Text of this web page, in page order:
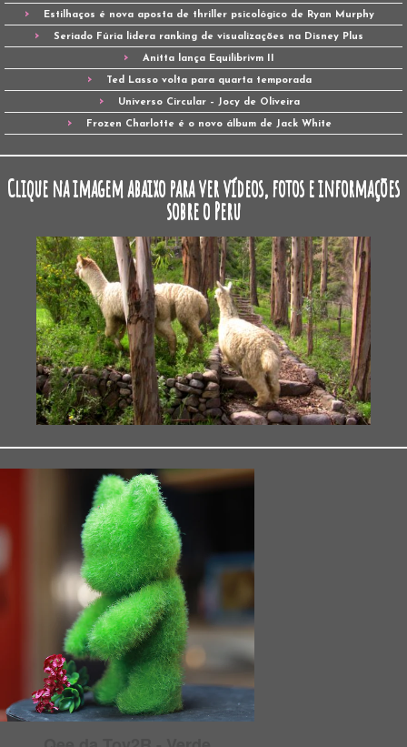
Estilhaços é nova aposta de thriller psicológico de Ryan Murphy
Seriado Fúria lidera ranking de visualizações na Disney Plus
Anitta lança Equilibrivm II
Ted Lasso volta para quarta temporada
Universo Circular – Jocy de Oliveira
Frozen Charlotte é o novo álbum de Jack White
Clique na imagem abaixo para ver vídeos, fotos e informações
sobre o Peru